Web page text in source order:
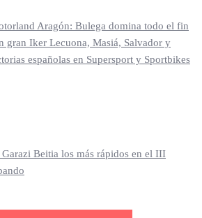
Aragón: Bulega domina todo el fin
gran Iker Lecuona, Masiá, Salvador y
españolas en Supersport y Sportbikes
Beitia los más rápidos en el III